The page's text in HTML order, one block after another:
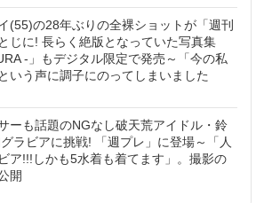
(55)の28年ぶりの全裸ショットが「週刊
じに! 長らく絶版となっていた写真集
-」もデジタル限定で発売～「今の私
いう声に調子にのってしまいました
ーも話題のNGなし破天荒アイドル・鈴
ラビアに挑戦! 「週プレ」に登場～「人
ア!!!しかも5水着も着てます」。撮影の
開